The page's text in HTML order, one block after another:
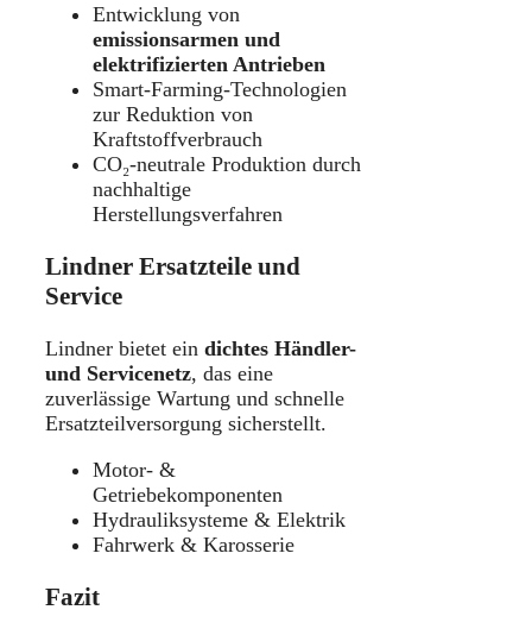
Entwicklung von
emissionsarmen und
elektrifizierten Antrieben
Smart-Farming-Technologien
zur Reduktion von
Kraftstoffverbrauch
CO₂-neutrale Produktion durch
nachhaltige
Herstellungsverfahren
Lindner Ersatzteile und
Service
Lindner bietet ein dichtes Händler-
und Servicenetz, das eine
zuverlässige Wartung und schnelle
Ersatzteilversorgung sicherstellt.
Motor- &
Getriebekomponenten
Hydrauliksysteme & Elektrik
Fahrwerk & Karosserie
Fazit